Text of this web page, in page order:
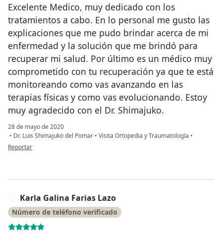
Excelente Medico, muy dedicado con los
tratamientos a cabo. En lo personal me gusto las
explicaciones que me pudo brindar acerca de mi
enfermedad y la solución que me brindó para
recuperar mi salud. Por último es un médico muy
comprometido con tu recuperación ya que te está
monitoreando como vas avanzando en las
terapias físicas y como vas evolucionando. Estoy
muy agradecido con el Dr. Shimajuko.
28 de mayo de 2020
• Dr. Luis Shimajuko del Pomar • Visita Ortopedia y Traumatología •
en opinión del usuario Cuenta eliminada
Reportar
Karla Galina Farias Lazo
Número de teléfono verificado